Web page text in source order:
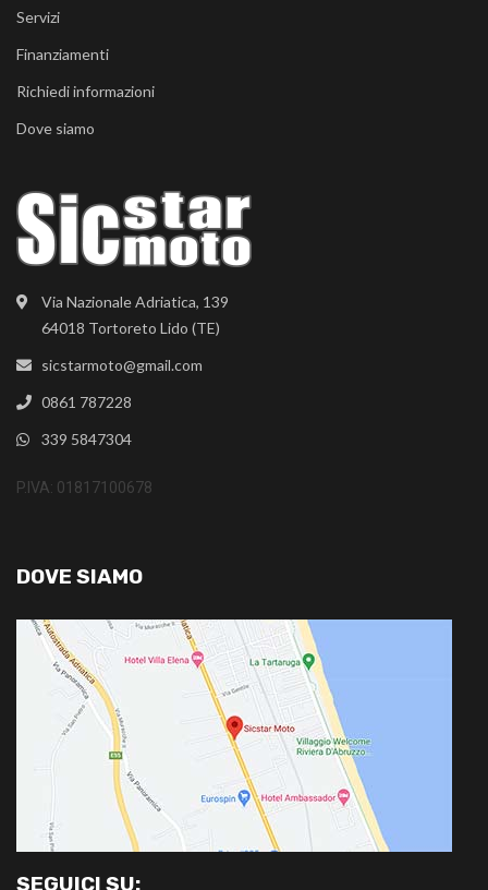
Via Nazionale Adriatica, 139
64018 Tortoreto Lido (TE)
sicstarmoto@gmail.com
0861 787228
339 5847304
P.IVA: 01817100678
Servizi
Finanziamenti
Richiedi informazioni
Dove siamo
DOVE SIAMO
SEGUICI SU: